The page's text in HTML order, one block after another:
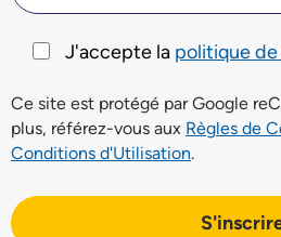
J'accepte la politique
Ce site est protégé par Google
plus, référez-vous aux Règles de
Conditions d'Utilisation.